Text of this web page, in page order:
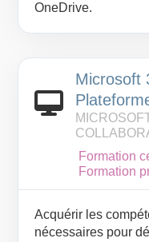
OneDrive.
Microsoft
Formation
Formation
Acquérir les
nécessaires pour